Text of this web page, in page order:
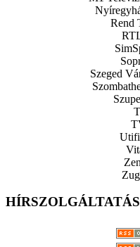
Rend
Szeged
HÍRSZOLGÁLTATÁS